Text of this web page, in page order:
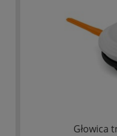
Głowica